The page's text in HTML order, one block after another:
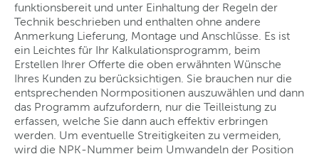
funktionsbereit und unter Einhaltung der Regeln der
Technik beschrieben und enthalten ohne andere
Anmerkung Lieferung, Montage und Anschlüsse. Es ist
ein Leichtes für Ihr Kalkulationsprogramm, beim
Erstellen Ihrer Offerte die oben erwähnten Wünsche
Ihres Kunden zu berücksichtigen. Sie brauchen nur die
entsprechenden Normpositionen auszuwählen und dann
das Programm aufzufordern, nur die Teilleistung zu
erfassen, welche Sie dann auch effektiv erbringen
werden. Um eventuelle Streitigkeiten zu vermeiden,
wird die NPK-Nummer beim Umwandeln der Position